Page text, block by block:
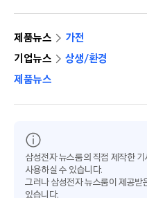
제품뉴스
가전
기업뉴스
상생/환경
제품뉴스
삼성전자 뉴스룸의 직접 제작한
사용하실 수 있습니다.
그러나 삼성전자 뉴스룸이 제공받
있습니다.